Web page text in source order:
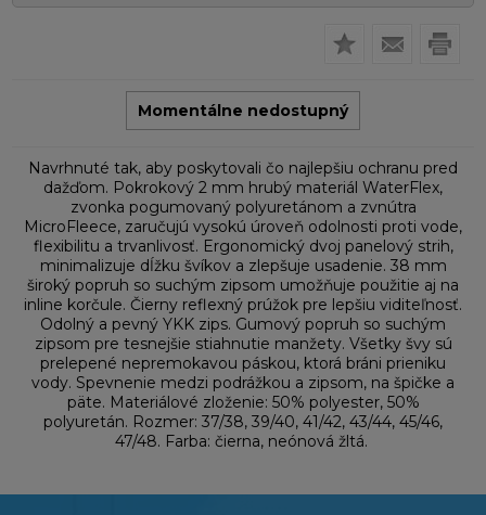
Momentálne nedostupný
Navrhnuté tak, aby poskytovali čo najlepšiu ochranu pred
dažďom. Pokrokový 2 mm hrubý materiál WaterFlex,
zvonka pogumovaný polyuretánom a zvnútra
MicroFleece, zaručujú vysokú úroveň odolnosti proti vode,
flexibilitu a trvanlivosť. Ergonomický dvoj panelový strih,
minimalizuje dĺžku švíkov a zlepšuje usadenie. 38 mm
široký popruh so suchým zipsom umožňuje použitie aj na
inline korčule. Čierny reflexný prúžok pre lepšiu viditeľnosť.
Odolný a pevný YKK zips. Gumový popruh so suchým
zipsom pre tesnejšie stiahnutie manžety. Všetky švy sú
prelepené nepremokavou páskou, ktorá bráni prieniku
vody. Spevnenie medzi podrážkou a zipsom, na špičke a
päte. Materiálové zloženie: 50% polyester, 50%
polyuretán. Rozmer: 37/38, 39/40, 41/42, 43/44, 45/46,
47/48. Farba: čierna, neónová žltá.